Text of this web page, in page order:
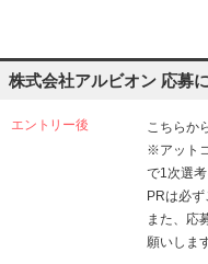
株式会社アルビオン 応募
エントリー後
こちらか
※アット
で1次選
PRは必ず
また、応
願いしま